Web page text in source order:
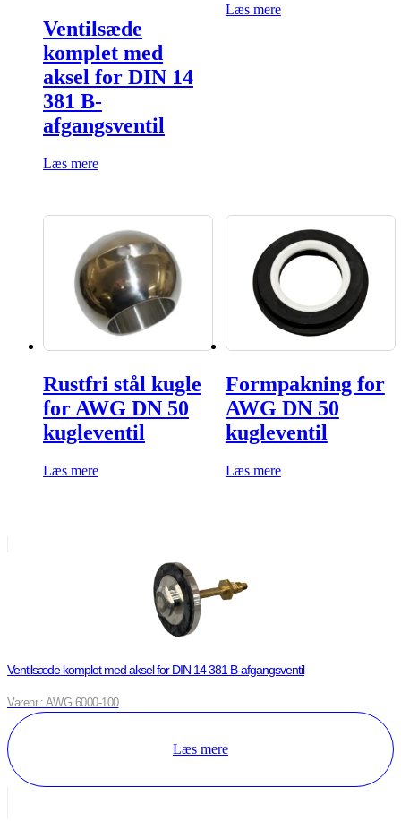
Ventilsæde
komplet med
aksel for DIN 14
381 B-
afgangsventil
Læs mere
Læs mere
Rustfri stål kugle
for AWG DN 50
kugleventil
Læs mere
Formpakning for
AWG DN 50
kugleventil
Læs mere
Ventilsæde komplet med aksel for DIN 14 381 B-afgangsventil
Varenr.: AWG 6000-100
Læs mere